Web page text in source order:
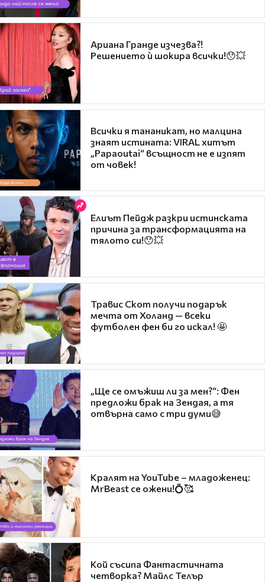
Ариана Гранде изчезва?!
Решението ѝ шокира всички!😯💥
Всички я тананикат, но малцина
знаят истината: VIRAL хитът
„Papaoutai“ всъщност не е изпят
от човек!
Елиът Пейдж разкри истинската
причина за трансформацията на
тялото си!😯💥
Травис Скот получи подарък
мечта от Холанд — всеки
футболен фен би го искал! 🤩
„Ще се омъжиш ли за мен?“: Фен
предложи брак на Зендая, а тя
отвърна само с три думи😅
Кралят на YouTube – младоженец:
MrBeast се ожени!💍🥰
Кой съсипа Фантастичната
четворка? Майлс Телър